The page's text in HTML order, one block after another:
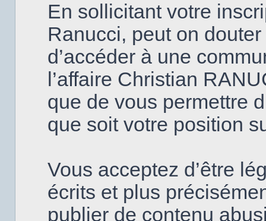
En sollicitant votre
Ranucci, peut on
d’accéder à une
l’affaire Christian
que de vous permettre
que soit votre position
Vous acceptez d’être
écrits et plus
publier de contenu